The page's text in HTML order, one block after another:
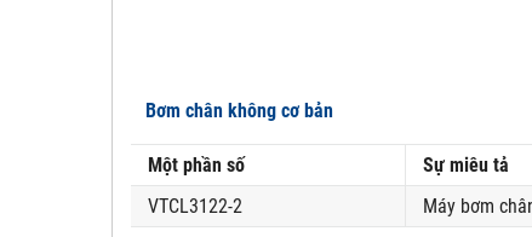
Bơm chân không cơ bản
Một phần số
Sự miêu tả
VTCL3122-2
Máy bơm